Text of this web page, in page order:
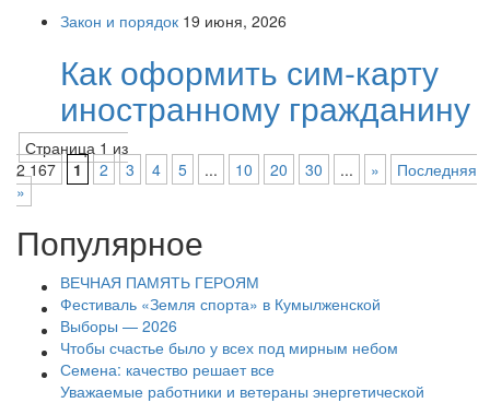
Закон и порядок 19 июня, 2026
Как оформить сим-карту
иностранному гражданину
Страница 1 из
2 167
1 2 3 4 5 ... 10 20 30 ... »
Последняя
»
Популярное
ВЕЧНАЯ ПАМЯТЬ ГЕРОЯМ
Фестиваль «Земля спорта» в Кумылженской
Выборы — 2026
Чтобы счастье было у всех под мирным небом
Семена: качество решает все
Уважаемые работники и ветераны энергетической